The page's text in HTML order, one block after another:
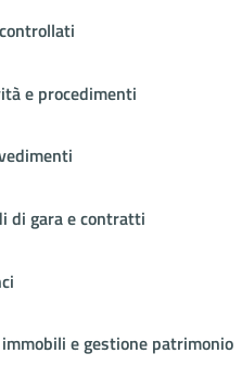
e procedimenti
di gara e contratti
e gestione patrimonio